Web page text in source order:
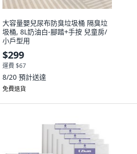
大容量嬰兒尿布防臭垃圾桶 隔臭垃
圾桶, 8L奶油白-腳踏+手按 兒童房/
小戶型用
$299
運費 $67
8/20 預計送達
免費退貨